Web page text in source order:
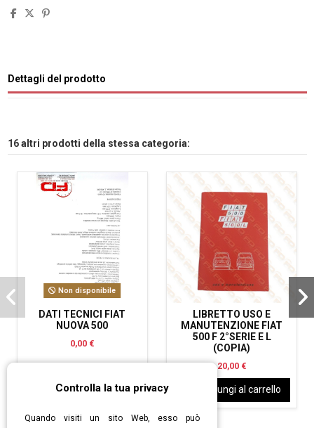
Dettagli del prodotto
16 altri prodotti della stessa categoria:
Non disponibile
DATI TECNICI FIAT
NUOVA 500
0,00 €
View
LIBRETTO USO E
MANUTENZIONE FIAT
500 F 2°SERIE E L
(COPIA)
20,00 €
Aggiungi al carrello
Controlla la tua privacy
Quando visiti un sito Web, esso può